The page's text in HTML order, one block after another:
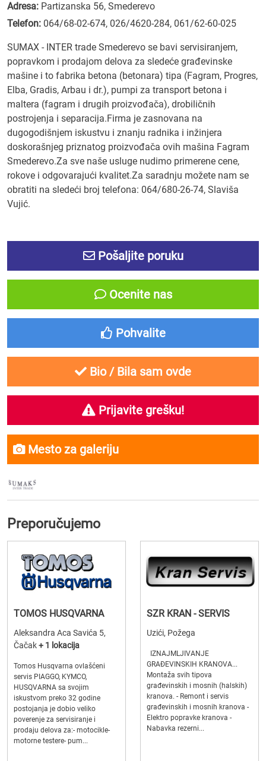
Adresa: Partizanska 56, Smederevo
Telefon: 064/68-02-674, 026/4620-284, 061/62-60-025
SUMAX - INTER trade Smederevo se bavi servisiranjem,
popravkom i prodajom delova za sledeće građevinske
mašine i to fabrika betona (betonara) tipa (Fagram, Progres,
Elba, Gradis, Arbau i dr.), pumpi za transport betona i
maltera (fagram i drugih proizvođača), drobiličnih
postrojenja i separacija.Firma je zasnovana na
dugogodišnjem iskustvu i znanju radnika i inžinjera
doskorašnjeg priznatog proizvođača ovih mašina Fagram
Smederevo.Za sve naše usluge nudimo primerene cene,
rokove i odgovarajući kvalitet.Za saradnju možete nam se
obratiti na sledeći broj telefona: 064/680-26-74, Slaviša
Vujić.
Pošaljite poruku
Ocenite nas
Pohvalite
Bio / Bila sam ovde
Prijavite grešku!
Mesto za galeriju
Preporučujemo
TOMOS HUSQVARNA
Aleksandra Aca Savića 5,
Čačak+ 1 lokacija
Tomos Husqvarna ovlašćeni
servis PIAGGO, KYMCO,
HUSQVARNA sa svojim
iskustvom preko 32 godine
postojanja je dobio veliko
poverenje za servisiranje i
prodaju delova za:- motocikle-
motorne testere- pum...
SZR KRAN - SERVIS
Uzići, Požega
IZNAJMLJIVANJE
GRAĐEVINSKIH KRANOVA...
Montaža svih tipova
građevinskih i mosnih (halskih)
kranova. - Remont i servis
građevinskih i mosnih kranova -
Elektro popravke kranova -
Nabavka rezerni...